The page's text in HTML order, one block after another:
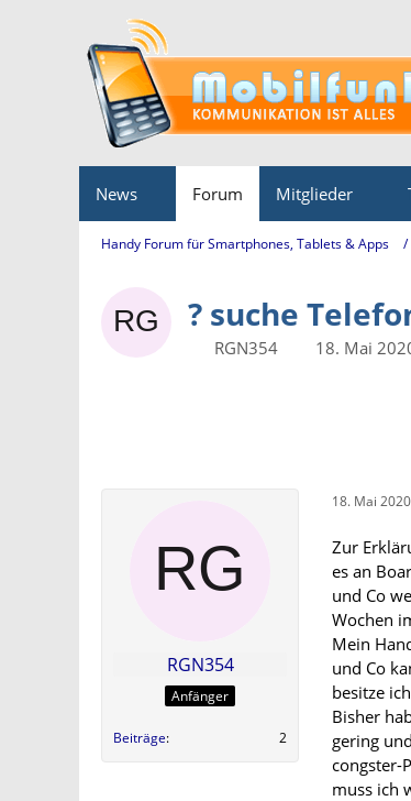
News Forum Mitglieder
Handy Forum für Smartphones, Tablets & Apps
? suche
RGN354
18. Mai
RGN354
Anfänger
Beiträge 2
18. Mai
Zur
es an
und Co
Wochen
Mein
und Co
besitze
Bisher
gering
congster-
muss ich